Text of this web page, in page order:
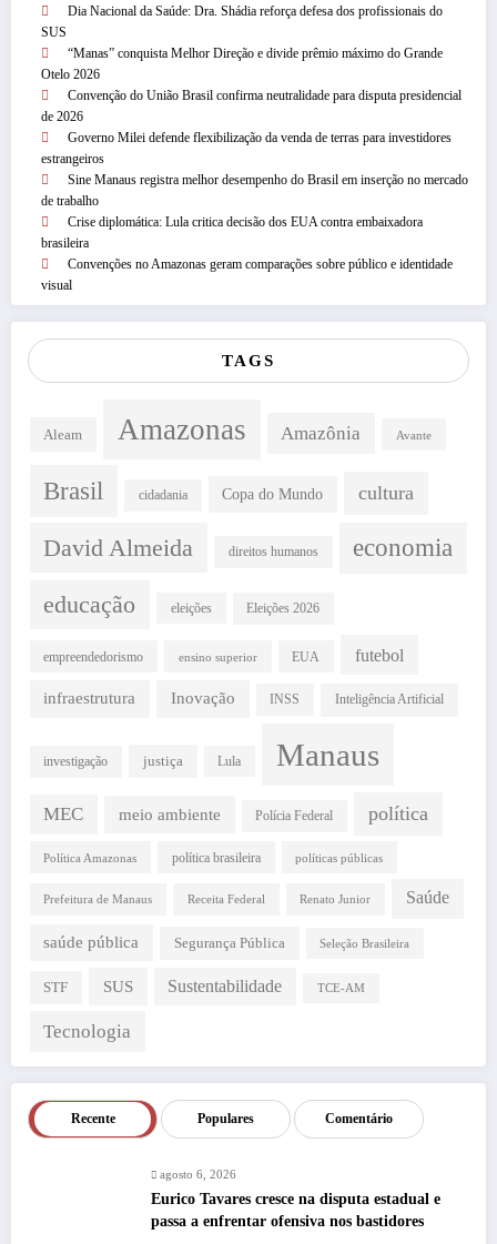
Dia Nacional da Saúde: Dra. Shádia reforça defesa dos profissionais do
SUS
“Manas” conquista Melhor Direção e divide prêmio máximo do Grande
Otelo 2026
Convenção do União Brasil confirma neutralidade para disputa presidencial
de 2026
Governo Milei defende flexibilização da venda de terras para investidores
estrangeiros
Sine Manaus registra melhor desempenho do Brasil em inserção no mercado
de trabalho
Crise diplomática: Lula critica decisão dos EUA contra embaixadora
brasileira
Convenções no Amazonas geram comparações sobre público e identidade
visual
TAGS
Aleam Amazonas Amazônia Avante
Brasil cidadania Copa do Mundo cultura
David Almeida direitos humanos economia
educação eleições Eleições 2026
empreendedorismo ensino superior EUA futebol
infraestrutura Inovação INSS Inteligência Artificial
investigação justiça Lula Manaus
MEC meio ambiente Polícia Federal política
Política Amazonas política brasileira políticas públicas
Prefeitura de Manaus Receita Federal Renato Junior Saúde
saúde pública Segurança Pública Seleção Brasileira
STF SUS Sustentabilidade TCE-AM
Tecnologia
Recente Populares Comentário
agosto 6, 2026
Eurico Tavares cresce na disputa estadual e
passa a enfrentar ofensiva nos bastidores